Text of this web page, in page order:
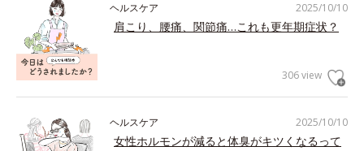
2025/10/10
ヘルスケア
肩こり、腰痛、関節痛…これも更年期症状？
306 view
2025/10/10
ヘルスケア
女性ホルモンが減ると体臭がキツくなるって